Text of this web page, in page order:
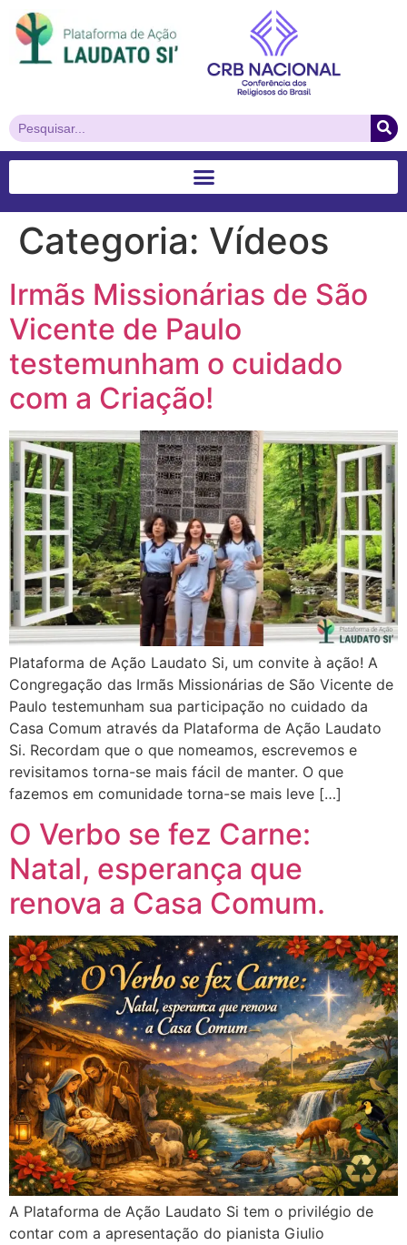
Categoria: Vídeos
Irmãs Missionárias de São
Vicente de Paulo
testemunham o cuidado
com a Criação!
Plataforma de Ação Laudato Si, um convite à ação! A
Congregação das Irmãs Missionárias de São Vicente de
Paulo testemunham sua participação no cuidado da
Casa Comum através da Plataforma de Ação Laudato
Si. Recordam que o que nomeamos, escrevemos e
revisitamos torna-se mais fácil de manter. O que
fazemos em comunidade torna-se mais leve […]
O Verbo se fez Carne:
Natal, esperança que
renova a Casa Comum.
A Plataforma de Ação Laudato Si tem o privilégio de
contar com a apresentação do pianista Giulio